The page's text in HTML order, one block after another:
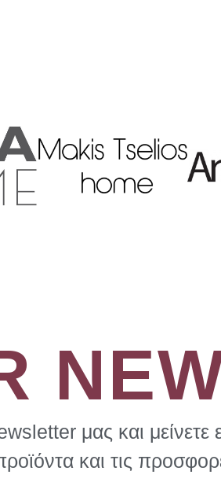
μας και μείνετε
και τις